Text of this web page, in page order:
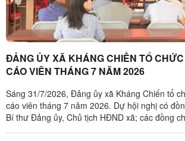
ĐẢNG ỦY XÃ KHÁNG CHIẾN TỔ
CÁO VIÊN THÁNG 7 NĂM 2026
Sáng 31/7/2026, Đảng ủy xã Kháng Chiến tổ
cáo viên tháng 7 năm 2026. Dự hội nghị có
Bí thư Đảng ủy, Chủ tịch HĐND xã; các đồng